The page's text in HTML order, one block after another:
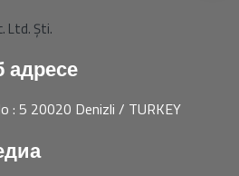
: 5 20020 Denizli / TURKEY